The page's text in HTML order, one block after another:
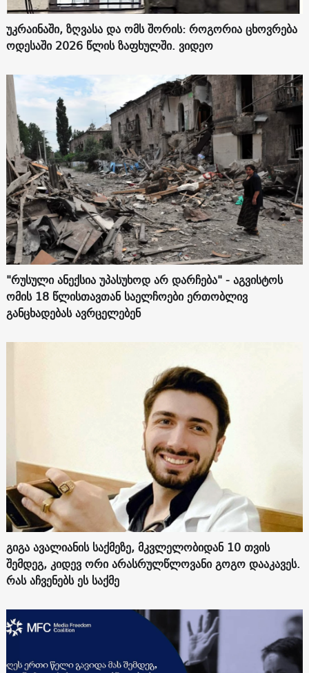
უკრაინაში, ზღვასა და ომს შორის: როგორია ცხოვრება
ოდესაში 2026 წლის ზაფხულში. ვიდეო
"რუსული ანექსია უპასუხოდ არ დარჩება" - აგვისტოს
ომის 18 წლისთავთან საელჩოები ერთობლივ
განცხადებას ავრცელებენ
გიგა ავალიანის საქმეზე, მკვლელობიდან 10 თვის
შემდეგ, კიდევ ორი არასრულწლოვანი გოგო დააკავეს.
რას აჩვენებს ეს საქმე